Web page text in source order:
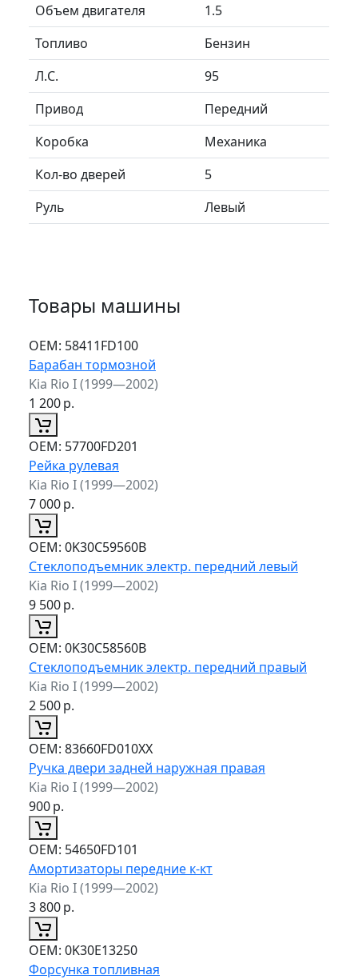
Объем двигателя
1.5
Топливо
Бензин
Л.C.
95
Привод
Передний
Коробка
Механика
Кол-во дверей
5
Руль
Левый
Товары машины
ОЕМ: 58411FD100
Барабан тормозной
Kia Rio I (1999—2002)
1 200р.
ОЕМ: 57700FD201
Рейка рулевая
Kia Rio I (1999—2002)
7 000р.
ОЕМ: 0K30C59560B
Стеклоподъемник электр. передний левый
Kia Rio I (1999—2002)
9 500р.
ОЕМ: 0K30C58560B
Стеклоподъемник электр. передний правый
Kia Rio I (1999—2002)
2 500р.
ОЕМ: 83660FD010XX
Ручка двери задней наружная правая
Kia Rio I (1999—2002)
900р.
ОЕМ: 54650FD101
Амортизаторы передние к-кт
Kia Rio I (1999—2002)
3 800р.
ОЕМ: 0K30E13250
Форсунка топливная